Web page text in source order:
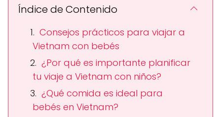
Índice de Contenido
Consejos prácticos para viajar a
Vietnam con bebés
¿Por qué es importante planificar
tu viaje a Vietnam con niños?
¿Qué comida es ideal para
bebés en Vietnam?